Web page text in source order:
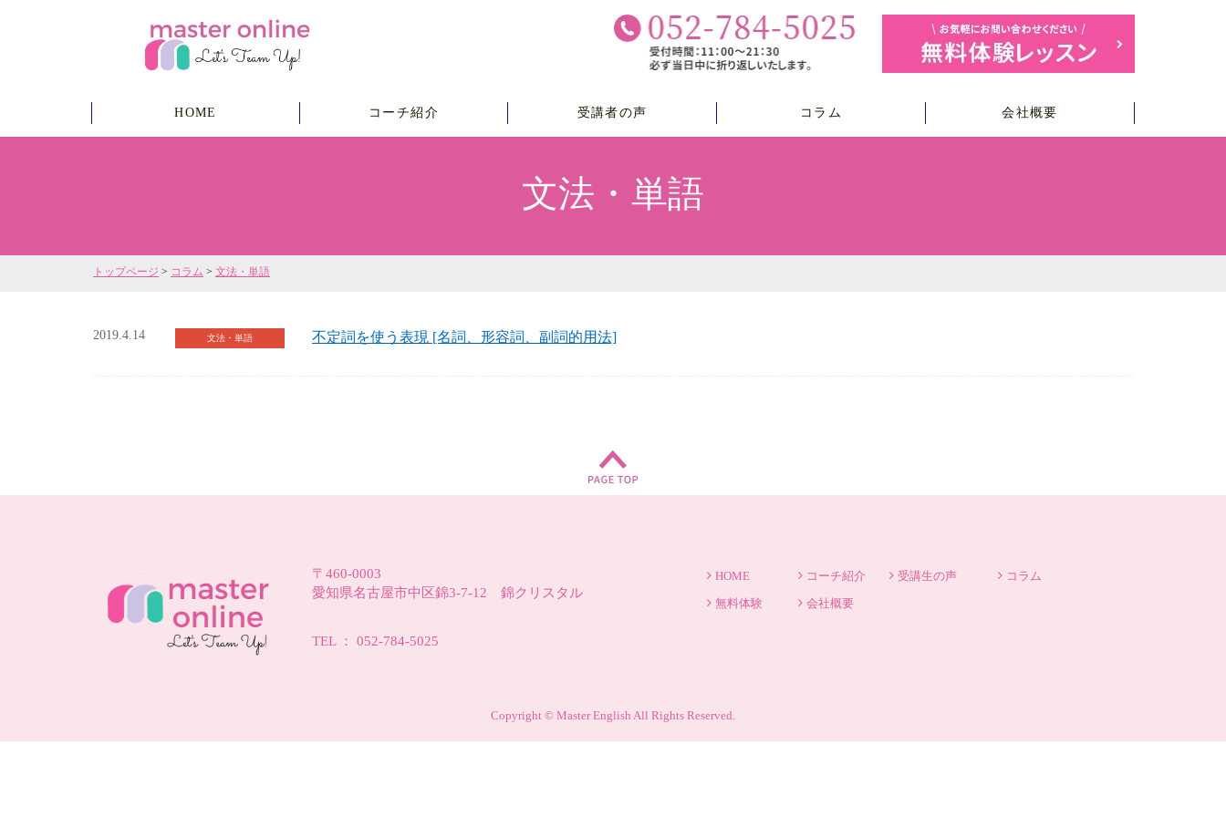
HOME コーチ紹介 受講者の声 コラム 会社概要
文法・単語
トップページ > コラム > 文法・単語
2019.4.14 文法・単語 不定詞を使う表現 [名詞、形容詞、副詞的用法]
〒460-0003
愛知県名古屋市中区錦3-7-12 錦クリスタル
TEL ： 052-784-5025
HOME コーチ紹介 受講生の声
コラム
無料体験
会社概要
Copyright © Master English All Rights Reserved.